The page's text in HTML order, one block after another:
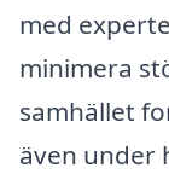
med
minimera
samhället
även under